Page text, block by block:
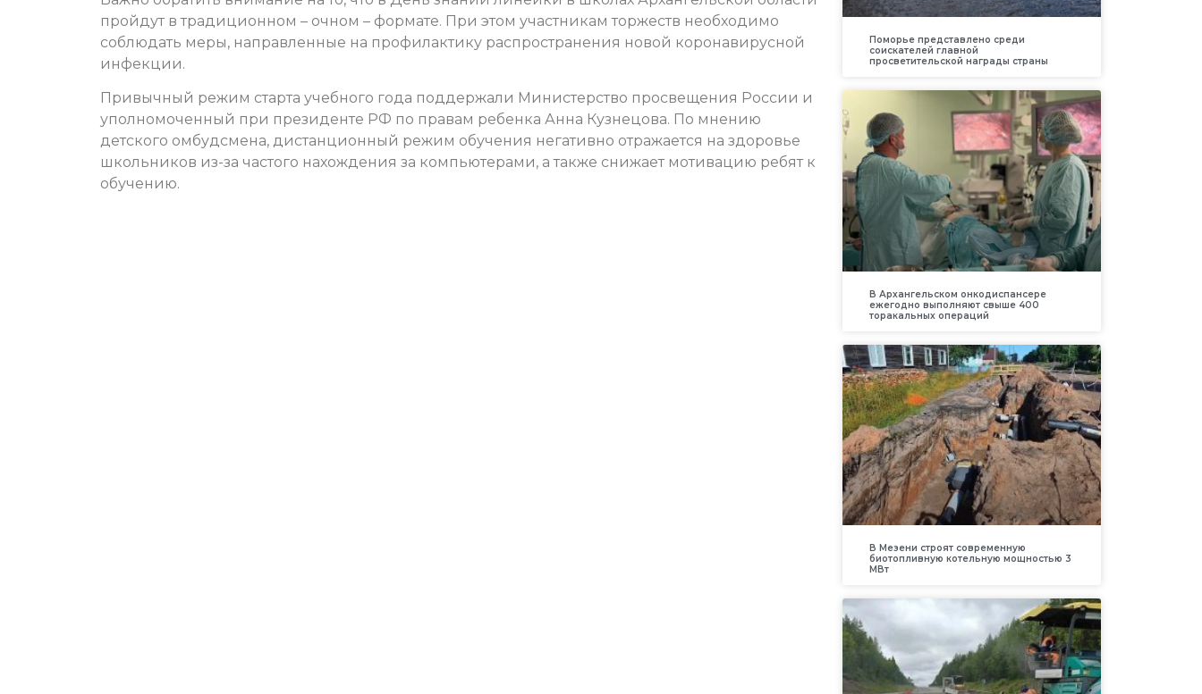
пройдут в традиционном – очном – формате. При этом участникам торжеств необходимо
соблюдать меры, направленные на профилактику распространения новой коронавирусной
инфекции.
Привычный режим старта учебного года поддержали Министерство просвещения России и
уполномоченный при президенте РФ по правам ребенка Анна Кузнецова. По мнению
детского омбудсмена, дистанционный режим обучения негативно отражается на здоровье
школьников из-за частого нахождения за компьютерами, а также снижает мотивацию ребят к
обучению.
Поморье представлено среди
соискателей главной
просветительской награды страны
В Архангельском онкодиспансере
ежегодно выполняют свыше 400
торакальных операций
В Мезени строят современную
биотопливную котельную мощностью 3
МВт